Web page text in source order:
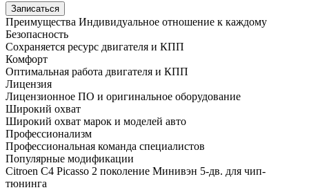
Записаться
Преимущества Индивидуальное отношение к каждому
Безопасность
Сохраняется ресурс двигателя и КПП
Комфорт
Оптимальная работа двигателя и КПП
Лицензия
Лицензионное ПО и оригинальное оборудование
Широкий охват
Широкий охват марок и моделей авто
Профессионализм
Профессиональная команда специалистов
Популярные модификации
Citroen C4 Picasso 2 поколение Минивэн 5-дв. для чип-
тюнинга